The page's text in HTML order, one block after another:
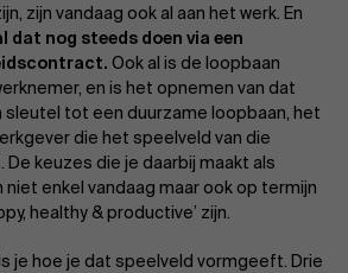
zijn vandaag ook al aan het werk. En
dat nog steeds doen via een
Ook al is de loopbaan
en is het opnemen van dat
sleutel tot een duurzame loopbaan, het
die het speelveld van die
keuzes die je daarbij maakt als
niet enkel vandaag maar ook op termijn
healthy & productive’ zijn.
je hoe je dat speelveld vormgeeft. Drie